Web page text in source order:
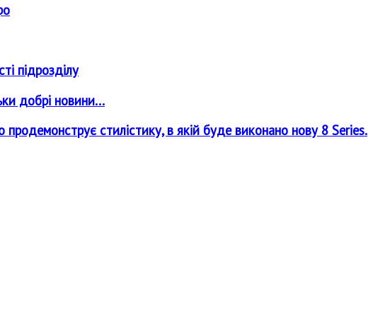
підрозділу
добрі новини...
стилістику, в якій буде виконано нову 8 Series.